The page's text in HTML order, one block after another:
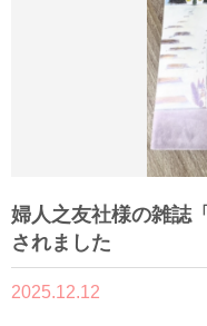
婦人之友社様の雑誌
されました
2025.12.12